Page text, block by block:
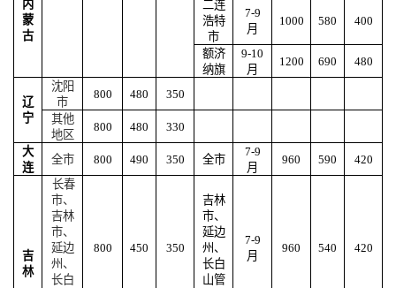
内
蒙
古
二连
浩特
市
7-9
月
1000 580 400
额济
纳旗
9-10
月
1200 690 480
辽
宁
沈阳
市
800 480
350
其他
地区
800 480
330
大
连
全市 800 490 350 全市
7-9
月
960 590 420
吉
林
长春
市、
吉林
市、
延边
州、
长白
800 450 350
吉林
市、
延边
州、
长白
山管
7-9
月
960 540 420